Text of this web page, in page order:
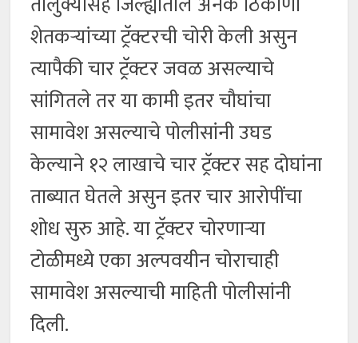
शेतकऱ्यांच्या ट्रॅक्टरची चोरी केली असुन
त्यापैकी चार ट्रॅक्टर जवळ असल्याचे
सांगितले तर या कामी इतर चौघांचा
सामावेश असल्याचे पोलीसांनी उघड
केल्याने १२ लाखाचे चार ट्रॅक्टर सह दोघांना
ताब्यात घेतले असुन इतर चार आरोपींचा
शोध सुरु आहे. या ट्रॅक्टर चोरणाऱ्या
टोळीमध्ये एका अल्पवयीन चोराचाही
सामावेश असल्याची माहिती पोलीसांनी
दिली.